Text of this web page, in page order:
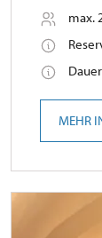
max.
MEHR